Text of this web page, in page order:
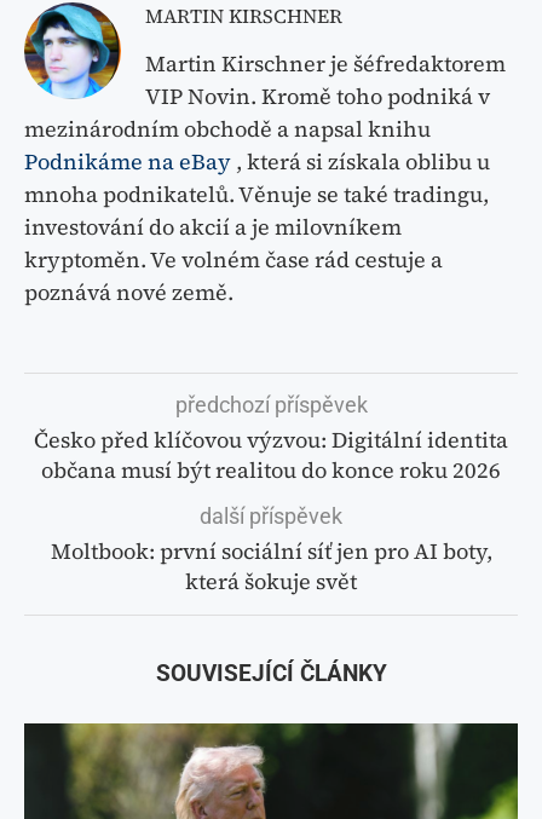
MARTIN KIRSCHNER
Martin Kirschner je šéfredaktorem
VIP Novin. Kromě toho podniká v
mezinárodním obchodě a napsal knihu
Podnikáme na eBay , která si získala oblibu u
mnoha podnikatelů. Věnuje se také tradingu,
investování do akcií a je milovníkem
kryptoměn. Ve volném čase rád cestuje a
poznává nové země.
předchozí příspěvek
Česko před klíčovou výzvou: Digitální identita
občana musí být realitou do konce roku 2026
další příspěvek
Moltbook: první sociální síť jen pro AI boty,
která šokuje svět
SOUVISEJÍCÍ ČLÁNKY